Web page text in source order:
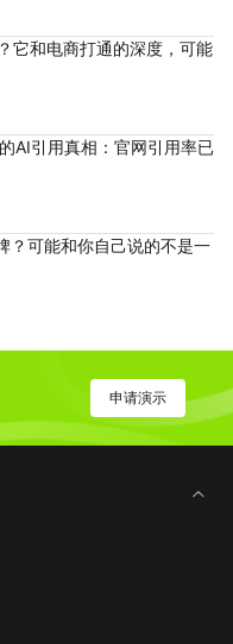
它和电商打通的深度，可能
AI引用真相：官网引用率已
？可能和你自己说的不是一
申请演示